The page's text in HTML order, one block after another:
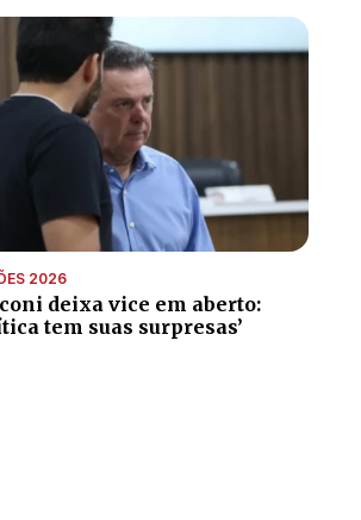
2026
deixa vice em aberto:
tem suas surpresas’